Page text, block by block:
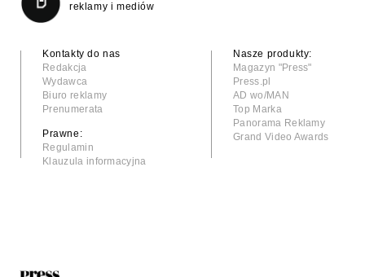
reklamy i mediów
Kontakty do nas
Redakcja
Wydawca
Biuro reklamy
Prenumerata
Prawne:
Regulamin
Klauzula informacyjna
Nasze produkty:
Magazyn "Press"
Press.pl
AD wo/MAN
Top Marka
Panorama Reklamy
Grand Video Awards